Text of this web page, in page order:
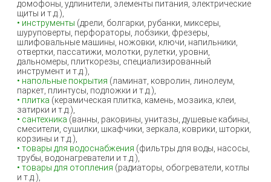
домофоны, удлинители, элементы питания, электрические
щиты и т.д.),
• инструменты (дрели, болгарки, рубанки, миксеры,
шуруповерты, перфораторы, лобзики, фрезеры,
шлифовальные машины, ножовки, ключи, напильники,
отвертки, пассатижи, молотки, рулетки, уровни,
дальномеры, плиткорезы, специализированный
инструмент и т.д.),
• напольные покрытия (ламинат, ковролин, линолеум,
паркет, плинтусы, подложки и т.д.),
• плитка (керамическая плитка, камень, мозаика, клеи,
затирки и т.д.),
• сантехника (ванны, раковины, унитазы, душевые кабины,
смесители, сушилки, шкафчики, зеркала, коврики, шторки,
корзины и т.д.),
• товары для водоснабжения (фильтры для воды, насосы,
трубы, водонагреватели и т.д.),
• товары для отопления (радиаторы, обогреватели, котлы
и т.д.),